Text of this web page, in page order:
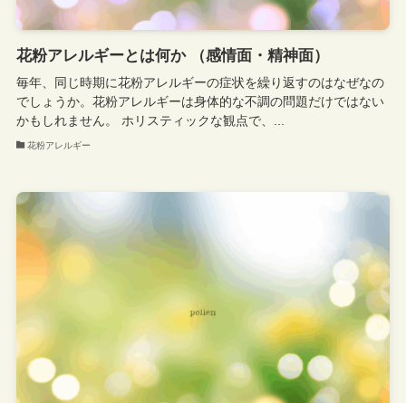
花粉アレルギーとは何か （感情面・精神面）
毎年、同じ時期に花粉アレルギーの症状を繰り返すのはなぜなの
でしょうか。花粉アレルギーは身体的な不調の問題だけではない
かもしれません。 ホリスティックな観点で、...
花粉アレルギー